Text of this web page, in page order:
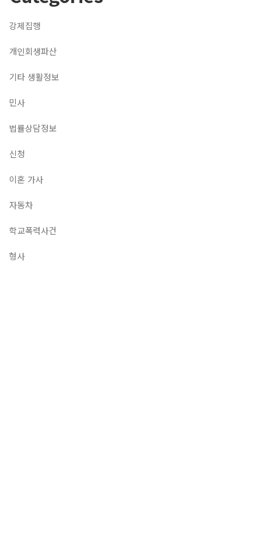
강제집행
개인회생파산
기타 생활정보
민사
법률상담정보
신청
이혼 가사
자동차
학교폭력사건
형사